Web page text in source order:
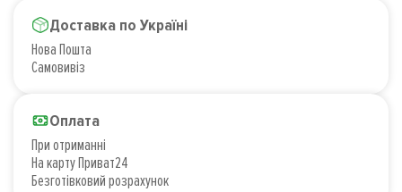
Доставка по Україні
Нова Пошта
Самовивіз
Оплата
При отриманні
На карту Приват24
Безготівковий розрахунок